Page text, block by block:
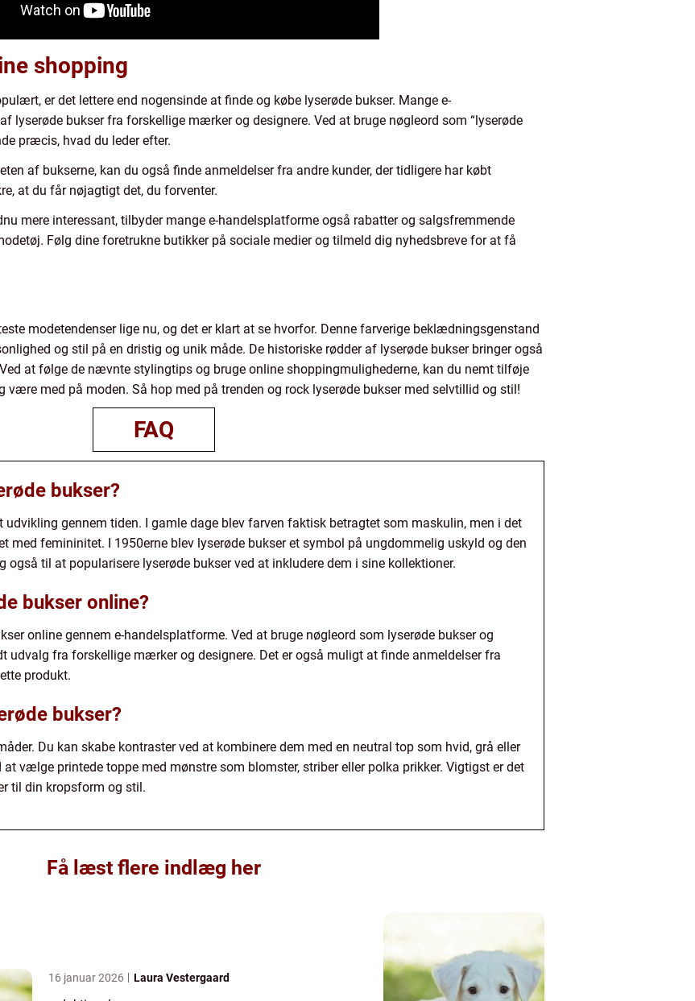
shopping
er det lettere end nogensinde at finde og købe lyserøde bukser. Mange e-
lyserøde bukser fra forskellige mærker og designere. Ved at bruge nøgleord som “lyserøde
præcis, hvad du leder efter.
af bukserne, kan du også finde anmeldelser fra andre kunder, der tidligere har købt
at du får nøjagtigt det, du forventer.
mere interessant, tilbyder mange e-handelsplatforme også rabatter og salgsfremmende
Følg dine foretrukne butikker på sociale medier og tilmeld dig nyhedsbreve for at få
modetendenser lige nu, og det er klart at se hvorfor. Denne farverige beklædningsgenstand
og stil på en dristig og unik måde. De historiske rødder af lyserøde bukser bringer også
at følge de nævnte stylingtips og bruge online shoppingmulighederne, kan du nemt tilføje
være med på moden. Så hop med på trenden og rock lyserøde bukser med selvtillid og stil!
FAQ
bukser?
udvikling gennem tiden. I gamle dage blev farven faktisk betragtet som maskulin, men i det
med femininitet. I 1950erne blev lyserøde bukser et symbol på ungdommelig uskyld og den
også til at popularisere lyserøde bukser ved at inkludere dem i sine kollektioner.
bukser online?
online gennem e-handelsplatforme. Ved at bruge nøgleord som lyserøde bukser og
udvalg fra forskellige mærker og designere. Det er også muligt at finde anmeldelser fra
produkt.
bukser?
Du kan skabe kontraster ved at kombinere dem med en neutral top som hvid, grå eller
vælge printede toppe med mønstre som blomster, striber eller polka prikker. Vigtigst er det
til din kropsform og stil.
Få læst flere indlæg her
16 januar 2026 Laura Vestergaard